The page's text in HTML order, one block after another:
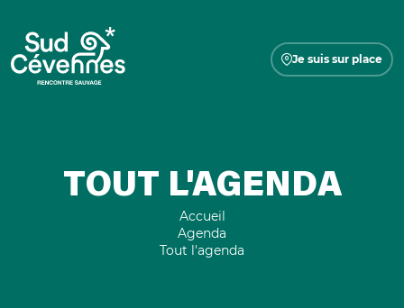
Je suis sur place
TOUT L'AGENDA
Accueil
Agenda
Tout l'agenda